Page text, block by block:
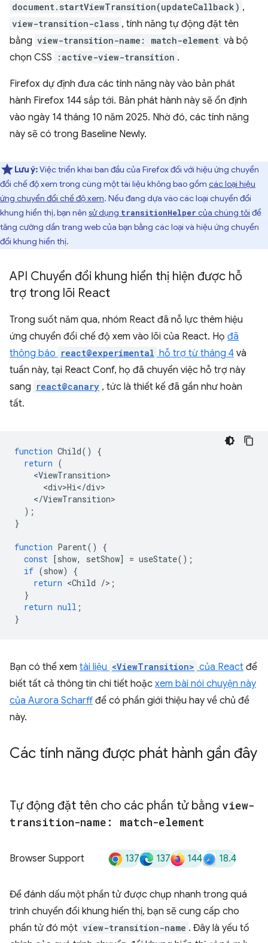
document.startViewTransition(updateCallback) ,
view-transition-class , tính năng tự động đặt tên
bằng view-transition-name: match-element và bộ
chọn CSS
:active-view-transition .
Firefox dự định đưa các tính năng này vào bản phát
hành Firefox 144 sắp tới. Bản phát hành này sẽ ổn định
vào ngày 14 tháng 10 năm 2025. Nhờ đó, các tính năng
này sẽ có trong Baseline Newly.
Lưu ý:Việc triển khai ban đầu của Firefox đối với hiệu ứng chuyển
đổi chế độ xem trong cùng một tài liệu không bao gồm các loại hiệu
ứng chuyển đổi chế độ xem. Nếu đang dựa vào các loại chuyển đổi
khung hiển thị, bạn nên sử dụng transitionHelper của chúng tôi để
tăng cường dần trang web của bạn bằng các loại và hiệu ứng chuyển
đổi khung hiển thị.
API Chuyển đổi khung hiển thị hiện được hỗ
trợ trong lõi React
Trong suốt năm qua, nhóm React đã nỗ lực thêm hiệu
ứng chuyển đổi chế độ xem vào lõi của React. Họ đã
thông báo react@experimental hỗ trợ từ tháng 4 và
tuần này, tại React Conf, họ đã chuyển việc hỗ trợ này
sang react@canary , tức là thiết kế đã gần như hoàn
tất.
function Child()
{
return (
<ViewTransition
<div>Hi</div
</ViewTransition
);
}
function Parent()
{
const [show, setShow] = useState();
if (show)
{
return <Child /> ;
}
return null ;
}
Bạn có thể xem tài liệu <ViewTransition> của React để
biết tất cả thông tin chi tiết hoặc xem bài nói chuyện này
của Aurora Scharff để có phần giới thiệu hay về chủ đề
này.
Các tính năng được phát hành gần đây
Tự động đặt tên cho các phần tử bằng view-
transition-name: match-element
Browser Support 137 137 144 18.4
Để đánh dấu một phần tử được chụp nhanh trong quá
trình chuyển đổi khung hiển thị, bạn sẽ cung cấp cho
phần tử đó một view-transition-name . Đây là yếu tố